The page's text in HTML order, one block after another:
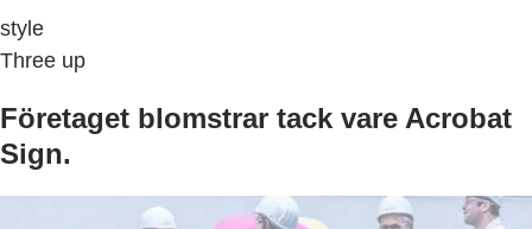
style
Three up
Företaget blomstrar tack vare Acrobat
Sign.